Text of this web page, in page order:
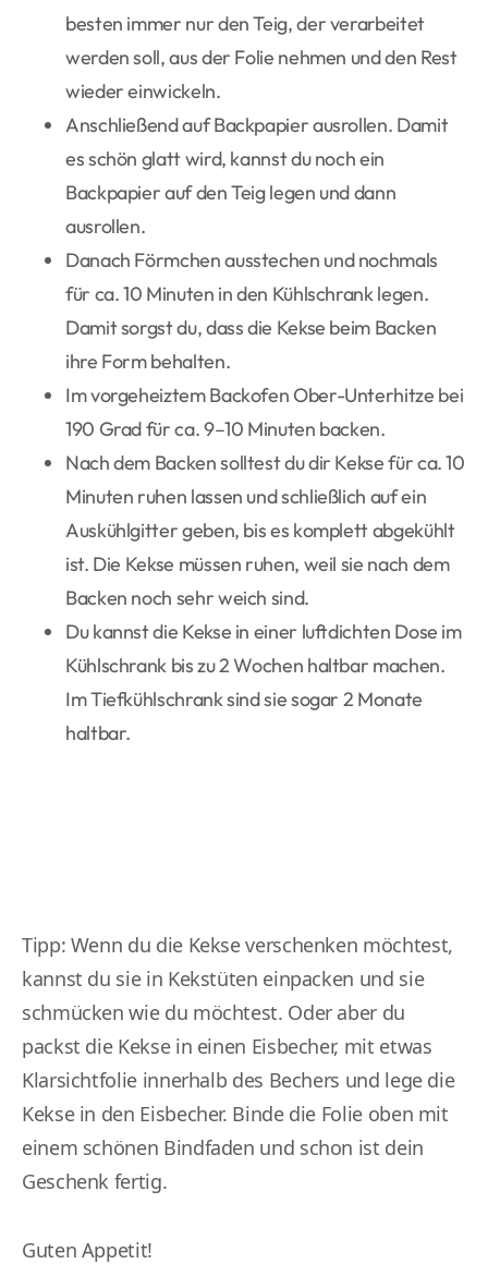
besten immer nur den Teig, der verarbeitet
werden soll, aus der Folie nehmen und den Rest
wieder einwickeln.
Anschließend auf Backpapier ausrollen. Damit
es schön glatt wird, kannst du noch ein
Backpapier auf den Teig legen und dann
ausrollen.
Danach Förmchen ausstechen und nochmals
für ca. 10 Minuten in den Kühlschrank legen.
Damit sorgst du, dass die Kekse beim Backen
ihre Form behalten.
Im vorgeheiztem Backofen Ober-Unterhitze bei
190 Grad für ca. 9–10 Minuten backen.
Nach dem Backen solltest du dir Kekse für ca. 10
Minuten ruhen lassen und schließlich auf ein
Auskühlgitter geben, bis es komplett abgekühlt
ist. Die Kekse müssen ruhen, weil sie nach dem
Backen noch sehr weich sind.
Du kannst die Kekse in einer luftdichten Dose im
Kühlschrank bis zu 2 Wochen haltbar machen.
Im Tiefkühlschrank sind sie sogar 2 Monate
haltbar.
Tipp: Wenn du die Kekse verschenken möchtest,
kannst du sie in Kekstüten einpacken und sie
schmücken wie du möchtest. Oder aber du
packst die Kekse in einen Eisbecher, mit etwas
Klarsichtfolie innerhalb des Bechers und lege die
Kekse in den Eisbecher. Binde die Folie oben mit
einem schönen Bindfaden und schon ist dein
Geschenk fertig.
Guten Appetit!